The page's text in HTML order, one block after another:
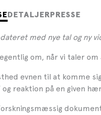
DETALJER PRESSE
med nye tal og ny
om, når vi taler
evnen til at komme
reaktion på en given